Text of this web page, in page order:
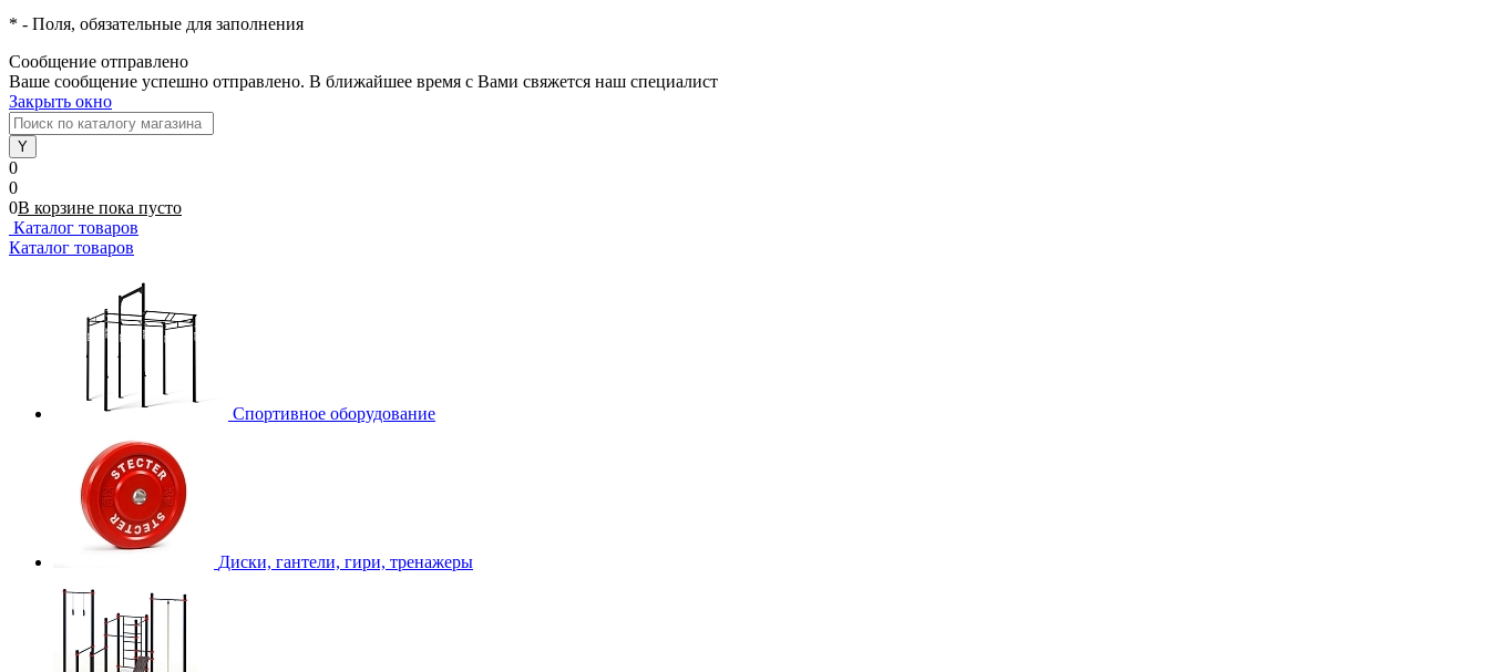
* - Поля, обязательные для заполнения
Сообщение отправлено
Ваше сообщение успешно отправлено. В ближайшее время с Вами свяжется наш специалист
Закрыть окно
0
0
0В корзине пока пусто
Каталог товаров
Каталог товаров
Спортивное оборудование
Диски, гантели, гири, тренажеры